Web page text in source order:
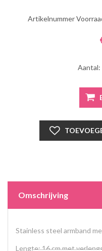
Artikelnummer
Aantal:
Omschrijving
Stainless steel armband
Lengte: 16 cm met